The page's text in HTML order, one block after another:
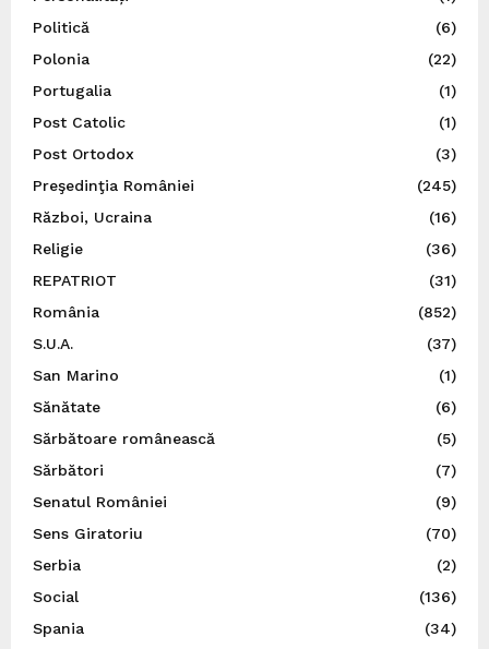
Politică
(6)
Polonia
(22)
Portugalia
(1)
Post Catolic
(1)
Post Ortodox
(3)
Preşedinţia României
(245)
Război, Ucraina
(16)
Religie
(36)
REPATRIOT
(31)
România
(852)
S.U.A.
(37)
San Marino
(1)
Sănătate
(6)
Sărbătoare românească
(5)
Sărbători
(7)
Senatul României
(9)
Sens Giratoriu
(70)
Serbia
(2)
Social
(136)
Spania
(34)